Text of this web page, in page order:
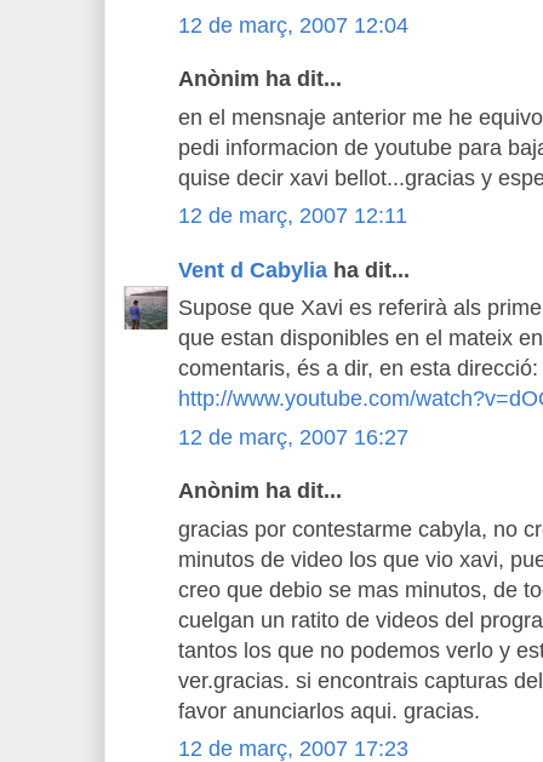
12 de març, 2007 12:04
Anònim ha dit...
en el mensnaje anterior me he
pedi informacion de youtube para
quise decir xavi bellot...gracias y
12 de març, 2007 12:11
Vent d Cabylia ha dit...
Supose que Xavi es referirà als
que estan disponibles en el mateix
comentaris, és a dir, en esta direcció:
http://www.youtube.com/
12 de març, 2007 16:27
Anònim ha dit...
gracias por contestarme cabyla, no
minutos de video los que vio xavi,
creo que debio se mas minutos, de
cuelgan un ratito de videos del
tantos los que no podemos verlo y
ver.gracias. si encontrais capturas
favor anunciarlos aqui. gracias.
12 de març, 2007 17:23